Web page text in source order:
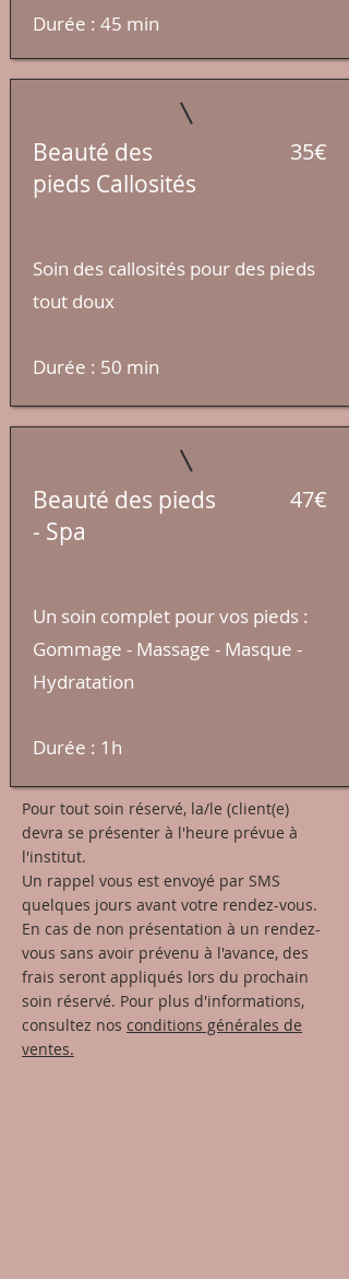
Durée : 45 min​
Beauté des
pieds Callosités
35€
Soin des callosités pour des pieds
tout doux
​Durée : 50 min
Beauté des pieds
- Spa
47€
Un soin complet pour vos pieds :
Gommage - Massage - Masque -
Hydratation
​Durée : 1h
Pour tout soin réservé, la/le (client(e)
devra se présenter à l'heure prévue à
l'institut.
Un rappel vous est envoyé par SMS
quelques jours avant votre rendez-vous.
En cas de non présentation à un rendez-
vous sans avoir prévenu à l'avance, des
frais seront appliqués lors du prochain
soin réservé. Pour plus d'informations,
consultez nos conditions générales de
ventes.